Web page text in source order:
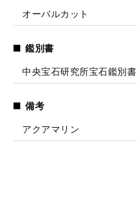
オーバルカット
鑑別書
中央宝石研究所宝石鑑別書
備考
アクアマリン